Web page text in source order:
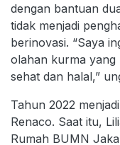
dengan bantuan
tidak menjadi
berinovasi. “Saya
olahan kurma yang
sehat dan halal,”
Tahun 2022
Renaco. Saat itu,
Rumah BUMN